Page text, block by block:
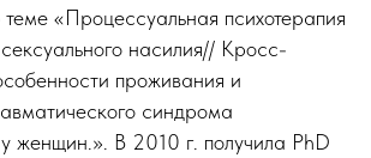
«Процессуальная психотерапия
насилия// Кросс-
проживания и
синдрома
женщин.». В 2010 г. получила PhD